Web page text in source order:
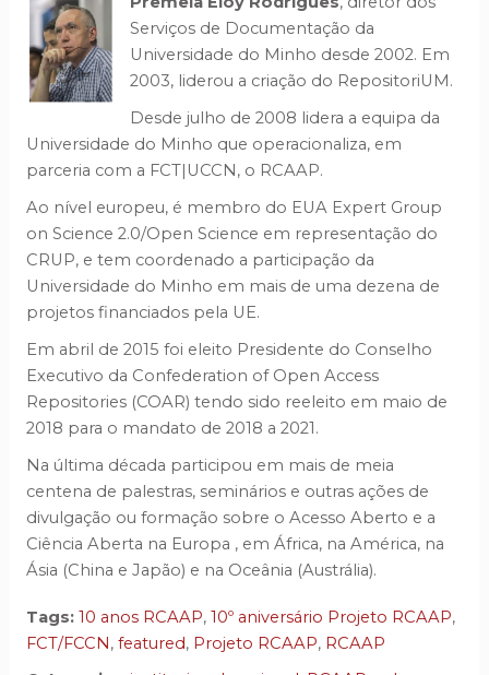
Serviços de Documentação da
Universidade do Minho desde 2002. Em
2003, liderou a criação do RepositoriUM.
Desde julho de 2008 lidera a equipa da
Universidade do Minho que operacionaliza, em
parceria com a FCT|UCCN, o RCAAP.
Ao nível europeu, é membro do EUA Expert Group
on Science 2.0/Open Science em representação do
CRUP, e tem coordenado a participação da
Universidade do Minho em mais de uma dezena de
projetos financiados pela UE.
Em abril de 2015 foi eleito Presidente do Conselho
Executivo da Confederation of Open Access
Repositories (COAR) tendo sido reeleito em maio de
2018 para o mandato de 2018 a 2021.
Na última década participou em mais de meia
centena de palestras, seminários e outras ações de
divulgação ou formação sobre o Acesso Aberto e a
Ciência Aberta na Europa , em África, na América, na
Ásia (China e Japão) e na Oceânia (Austrália).
Tags: 10 anos RCAAP, 10º aniversário Projeto RCAAP,
FCT/FCCN, featured, Projeto RCAAP, RCAAP